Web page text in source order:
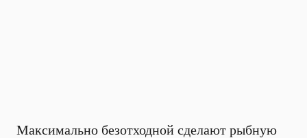
Максимально безотходной сделают рыбную